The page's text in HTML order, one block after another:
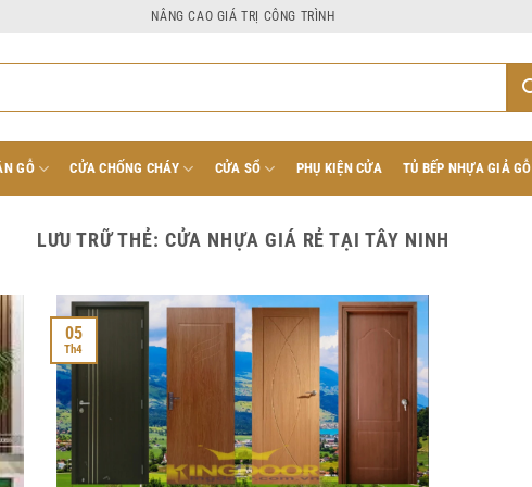
NÂNG CAO GIÁ TRỊ CÔNG TRÌNH
GỖ CỬA CHỐNG CHÁY CỬA SỔ PHỤ KIỆN CỬA TỦ BẾP NHỰA GIẢ GỖ
LƯU TRỮ THẺ: CỬA NHỰA GIÁ RẺ TẠI TÂY NINH
05
Th4